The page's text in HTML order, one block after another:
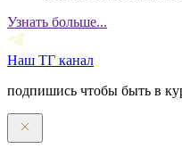
Узнать больше...
Наш ТГ канал
подпишись чтобы быть в